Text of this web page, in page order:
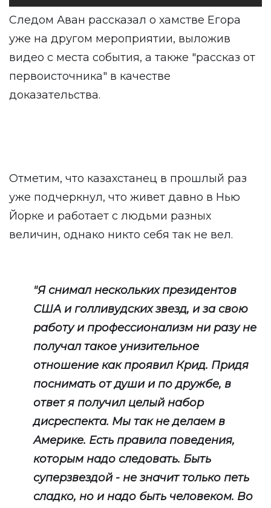
Следом Аван рассказал о хамстве Егора
уже на другом мероприятии, выложив
видео с места события, а также "рассказ от
первоисточника" в качестве
доказательства.
Отметим, что казахстанец в прошлый раз
уже подчеркнул, что живет давно в Нью
Йорке и работает с людьми разных
величин, однако никто себя так не вел.
"Я снимал нескольких президентов
США и голливудских звезд, и за свою
работу и профессионализм ни разу не
получал такое унизительное
отношение как проявил Крид. Придя
поснимать от души и по дружбе, в
ответ я получил целый набор
дисреспекта. Мы так не делаем в
Америке. Есть правила поведения,
которым надо следовать. Быть
суперзвездой - не значит только петь
сладко, но и надо быть человеком. Во